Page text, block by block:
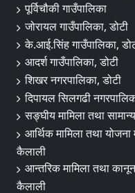
पूर्विचौकी गाउँपालिका
जोरायल गाउँपालिका, डोटी
के.आई.सिंह गाउँपालिका,
आदर्श गाउँपालिका, डोटी
शिखर नगरपालिका, डोटी
दिपायल सिलगढी
सङ्‍घीय मामिला तथा
आर्थिक मामिला तथा
कैलाली
आन्तरिक मामिला तथा
कैलाली